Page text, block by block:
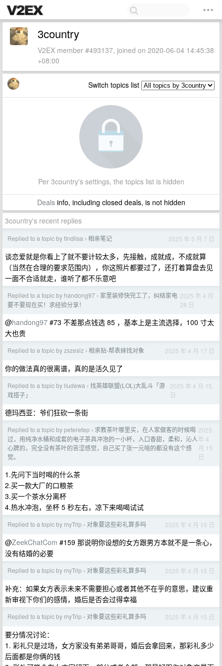
3country
V2EX member #493137, joined on 2020-06-04 14:45:38
+08:00
Switch topics list
Per 3country's settings, the topics list is hidden
Dealsinfo, including closed deals, is not hidden
3country's recent replies
Replied to a topic by findlisa › 相亲笔记 2025 年 5 月 7 日
谈恋爱就是你看上了就不要计较太多，先接触，成就成，不成就算
（当然在合理的要求范围内），你这照片都要过了，还打着算盘去见
一面不合适就走，谁听了都不乐意吧
Replied to a topic by handong97 › 家里装修快完工了，纠结家电
要不要现在买！求经验分享！
2025 年 4 月
28 日
@handong97 #73 不差那点钱选 85 ，基本上是主流选择，100 寸太
大也贵
Replied to a topic by zszeslz › 相亲贴-帮表妹找对象 2025 年 4 月 17 日
你的做法真的很离谱，真的是活久见了
Replied to a topic by liudewa › 找英雄联盟(LOL)大乱斗「游
戏搭子」
2025 年 4 月 15
日
德玛西亚：爷们狂砍一条街
Replied to a topic by peteretep › 求教茶叶哪里买，在人家做客的时候喝
过，用纯净水桶和成套的电子茶具冲泡的一小杯，入口香甜，柔和，沁人
心脾的，完全没有茶叶的苦涩感觉，自己买了张一元啥的都没有这个感
觉。
2025
年 4
月 15
日
1.先问下当时喝的什么茶
2.买一款大厂的口粮茶
3.买一个茶水分离杯
4.热水冲泡，坐杯 5 秒左右，凉下来喝喝试试
Replied to a topic by myTrip › 对象要这些彩礼算多吗 2025 年 4 月 15 日
@ZeekChatCom #159 那说明你设想的女方跟男方本就不是一条心，
没有结婚的必要
Replied to a topic by myTrip › 对象要这些彩礼算多吗 2025 年 4 月 15 日
补充：如果女方表示未来不需要担心或者其他不在乎的意思，建议重
新审视下你们的感情，婚后是否会过得幸福
Replied to a topic by myTrip › 对象要这些彩礼算多吗 2025 年 4 月 15 日
要分情况讨论：
1. 彩礼只是过场，女方家没有弟弟哥哥，婚后会拿回来，那彩礼多少
后面都是你俩的钱